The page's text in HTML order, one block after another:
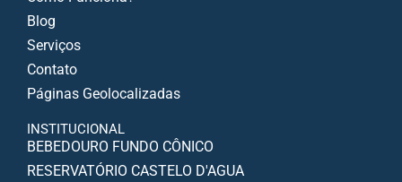
Blog
Serviços
Contato
Páginas Geolocalizadas
INSTITUCIONAL
BEBEDOURO FUNDO CÔNICO
RESERVATÓRIO CASTELO D'AGUA